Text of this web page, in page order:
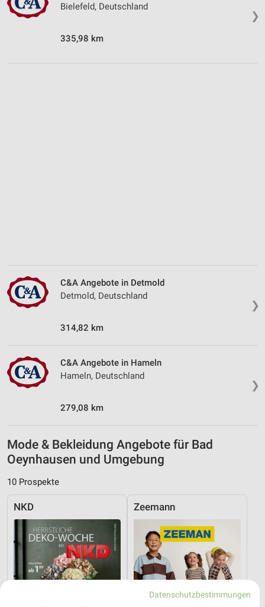
❯
Bielefeld, Deutschland
335,98 km
❯
C&A Angebote in Detmold
Detmold, Deutschland
314,82 km
❯
C&A Angebote in Hameln
Hameln, Deutschland
279,08 km
Mode & Bekleidung Angebote für Bad
Oeynhausen und Umgebung
10 Prospekte
NKD Zeemann
Datenschutzbestimmungen